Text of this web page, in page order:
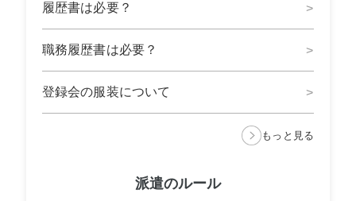
履歴書は必要？
職務履歴書は必要？
登録会の服装について
もっと見る
派遣のルール